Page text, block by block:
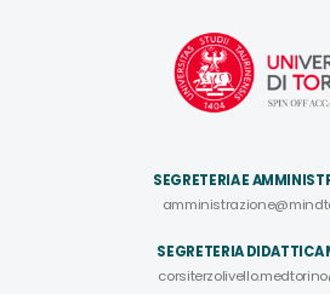
SEGRETERIA E
SEGRETERIA DIDATTICA